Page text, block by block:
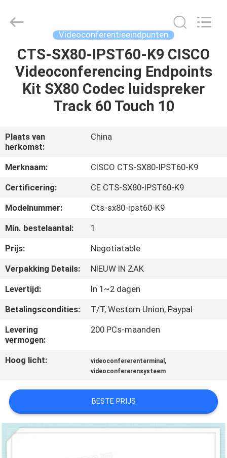
HUIS
PRODUCTEN
OVER
ONS
FABRIEKSTOCHT
KWALITEITSCONTROLE
NEEM
CONTACT
ONS
OP
NIEUWS
GEVALLEN
SITEMAP
Ltd..
Videoconferentieeindpunten
CTS-SX80-IPST60-K9 CISCO
Videoconferencing Endpoints
Kit SX80 Codec luidspreker
Track 60 Touch 10
Plaats van
herkomst:
China
Merknaam:
CISCO CTS-SX80-IPST60-K9
Certificering:
CE CTS-SX80-IPST60-K9
Modelnummer:
Cts-sx80-ipst60-K9
Min. bestelaantal:
1
Prijs:
Negotiatable
Verpakking Details:
NIEUW IN ZAK
Levertijd:
In 1~2 dagen
Betalingscondities:
T/T, Western Union, Paypal
Levering
vermogen:
200 PCs-maanden
Hoog licht: videoconfererenterminal ,
videoconfererensysteem
BESTE PRIJS